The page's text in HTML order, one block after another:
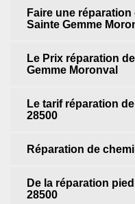
Faire une
Sainte Gemme
Le Prix réparation
Gemme Moronval
Le tarif réparation
28500
Réparation de
De la réparation
28500